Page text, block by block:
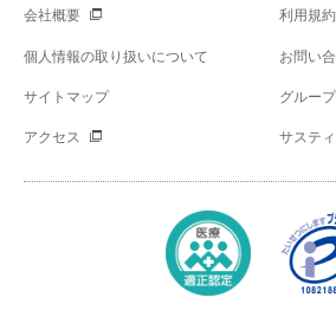
会社概要 利用規約
個人情報の取り扱いについて お問い
サイトマップ グルー
アクセス サステ